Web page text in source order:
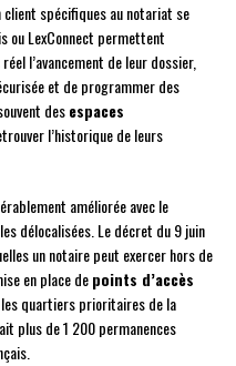
spécifiques au notariat se
ou LexConnect permettent
l’avancement de leur dossier,
et de programmer des
desespaces
l’historique de leurs
améliorée avec le
délocalisées. Le décret du 9 juin
un notaire peut exercer hors de
en place depoints d’accès
les quartiers prioritaires de la
plus de 1 200 permanences